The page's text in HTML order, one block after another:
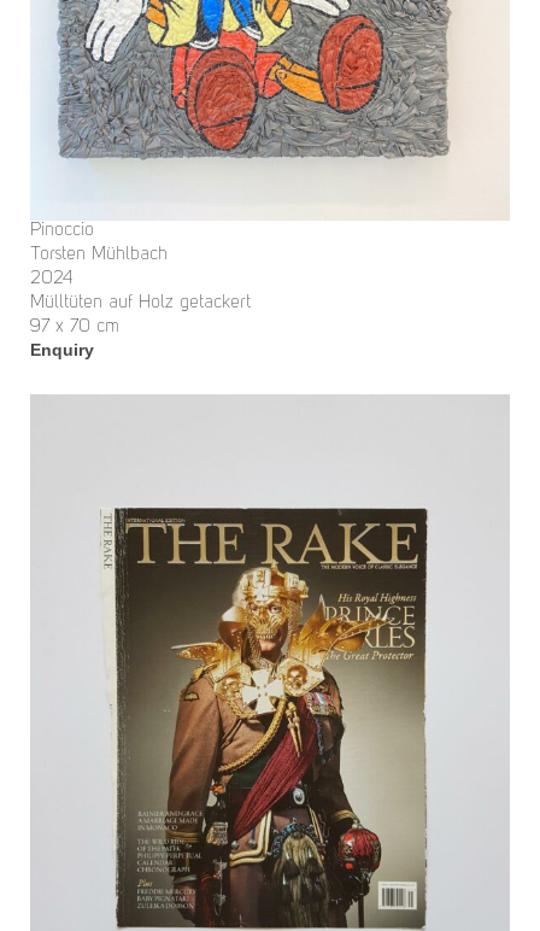
Pinoccio
Torsten Mühlbach
2024
Mülltüten auf Holz getackert
97 x 70 cm
Enquiry